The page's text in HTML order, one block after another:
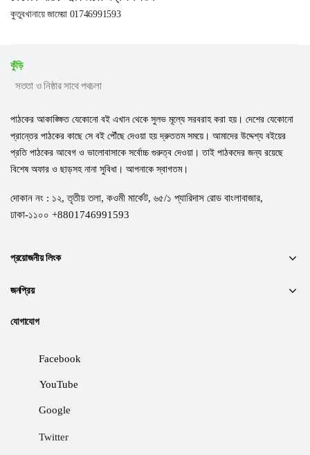
কুতুবখানায়ে জামেয়া 01746991593
কুঁড়ি
সততা ও নিষ্ঠার সাথে পথচলা
পাঠকের আকাঙ্ক্ষিত যেকোনো বই এখান থেকে সুলভ মূল্যে সরবরাহ করা হয়। দেশের যেকোনো
প্রান্তের পাঠকের কাছে সে বই পৌঁছে দেওয়া হয় দ্রুততম সময়ে। আমাদের উদ্দেশ্য বইয়ের
প্রতি পাঠকের আবেগ ও ভালোবাসাকে সর্বোচ্চ গুরুত্ব দেওয়া। তাই পাঠকদের জন্য রয়েছে
বিশেষ অফার ও ছাড়সহ নানা সুবিধা। আপনাকে স্বাগতম।
দোকান নং : ১২, তৃতীয় তলা, কওমী মার্কেট, ৬৫/১ প্যারিদাস রোড বাংলাবাজার,
ঢাকা-১১০০ +8801746991593
প্রয়োজনীয় লিংক
জনপ্রিয়
যোগাযোগ
Facebook
YouTube
Google
Twitter